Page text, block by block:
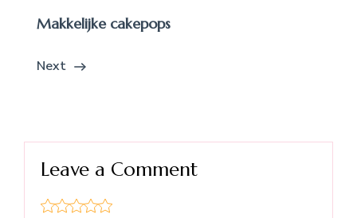
Makkelijke cakepops
Next
Leave a Comment